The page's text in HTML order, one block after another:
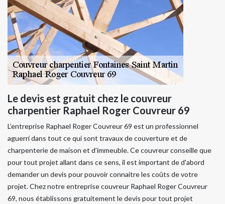
Le devis est gratuit chez le couvreur
charpentier Raphael Roger Couvreur 69
L’entreprise Raphael Roger Couvreur 69 est un professionnel
aguerri dans tout ce qui sont travaux de couverture et de
charpenterie de maison et d’immeuble. Ce couvreur conseille que
pour tout projet allant dans ce sens, il est important de d'abord
demander un devis pour pouvoir connaitre les coûts de votre
projet. Chez notre entreprise couvreur Raphael Roger Couvreur
69, nous établissons gratuitement le devis pour tout projet